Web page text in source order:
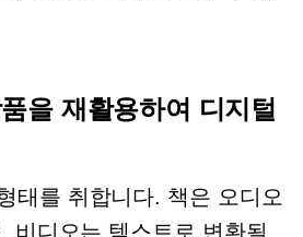
을 재활용하여 디지털
태를 취합니다. 책은 오디오
비디오는 텍스트로 변환될